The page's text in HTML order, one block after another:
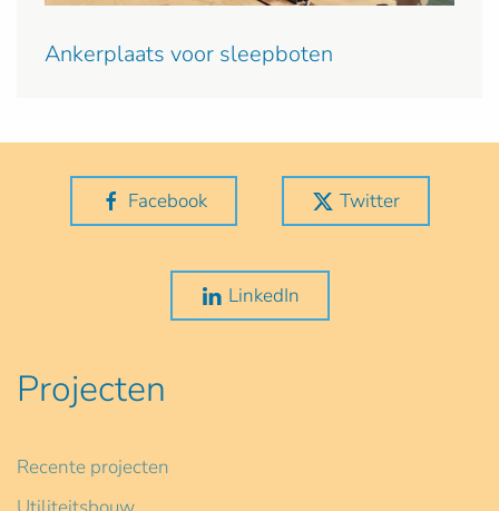
Ankerplaats voor sleepboten
Facebook Twitter
LinkedIn
Projecten
Recente projecten